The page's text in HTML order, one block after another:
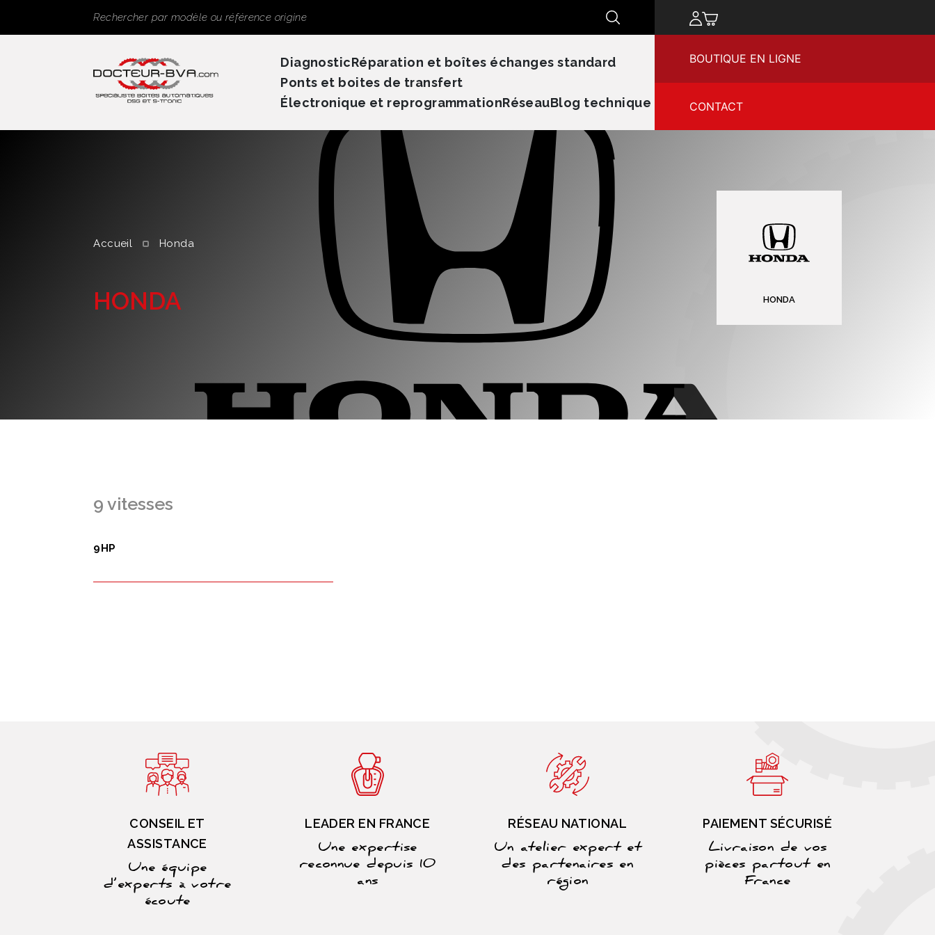
Rechercher
Rechercher
DiagnosticRéparation et boîtes échanges standard
Ponts et boites de transfert
Électronique et reprogrammationRéseauBlog technique
BOUTIQUE EN LIGNE
CONTACT
Accueil Honda
HONDA HONDA
9 vitesses
9HP
CONSEIL ET
ASSISTANCE
Une équipe
d’experts à votre
écoute
LEADER EN FRANCE
Une expertise
reconnue depuis 10
ans
RÉSEAU NATIONAL
Un atelier expert et
des partenaires en
région
PAIEMENT SÉCURISÉ
Livraison de vos
pièces partout en
France